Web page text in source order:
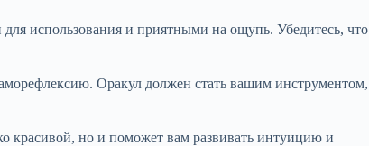
использования и приятными на ощупь. Убедитесь, что
Оракул должен стать вашим инструментом,
красивой, но и поможет вам развивать интуицию и